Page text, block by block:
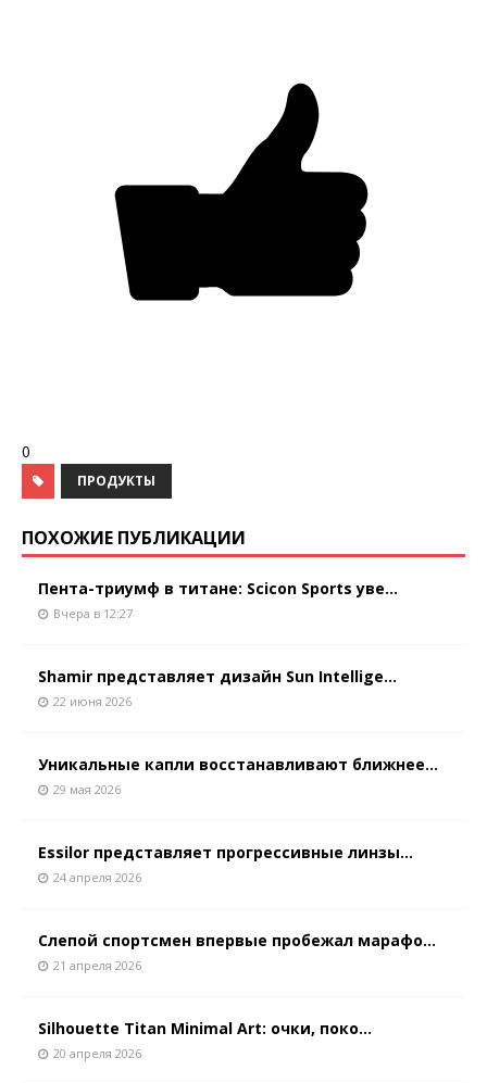
0
ПРОДУКТЫ
ПОХОЖИЕ ПУБЛИКАЦИИ
Пента-триумф в титане: Scicon Sports уве...
Вчера в 12:27
Shamir представляет дизайн Sun Intellige...
22 июня 2026
Уникальные капли восстанавливают ближнее...
29 мая 2026
Essilor представляет прогрессивные линзы...
24 апреля 2026
Слепой спортсмен впервые пробежал марафо...
21 апреля 2026
Silhouette Titan Minimal Art: очки, поко...
20 апреля 2026